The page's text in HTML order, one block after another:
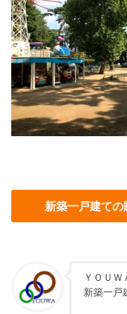
新築一戸建ての
ＹＯＵＷ
新築一戸